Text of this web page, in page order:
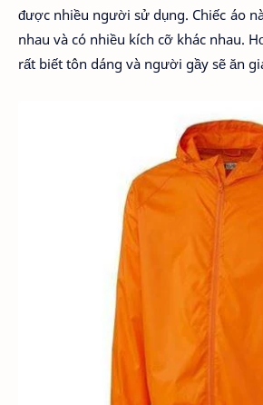
được nhiều người sử dụng. Chiếc áo
nhau và có nhiều kích cỡ khác nhau.
rất biết tôn dáng và người gầy sẽ ăn